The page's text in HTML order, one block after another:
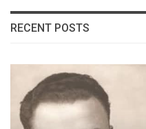
RECENT POSTS